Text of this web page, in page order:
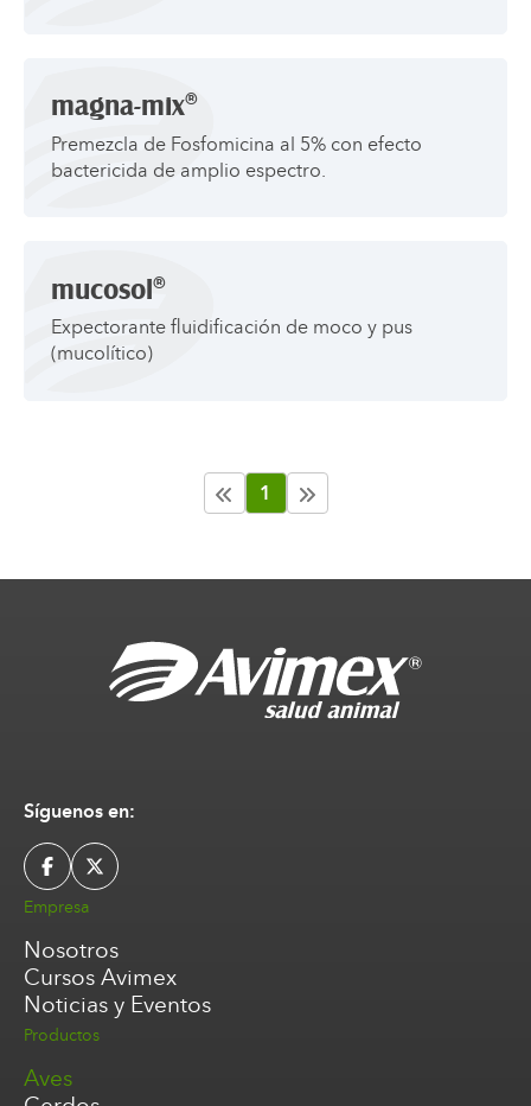
magna-mix®
Premezcla de Fosfomicina al 5% con efecto
bactericida de amplio espectro.
mucosol®
Expectorante fluidificación de moco y pus
(mucolítico)
1
Síguenos en:
Empresa
Nosotros
Cursos Avimex
Noticias y Eventos
Productos
Aves